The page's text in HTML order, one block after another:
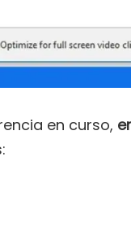
en curso,